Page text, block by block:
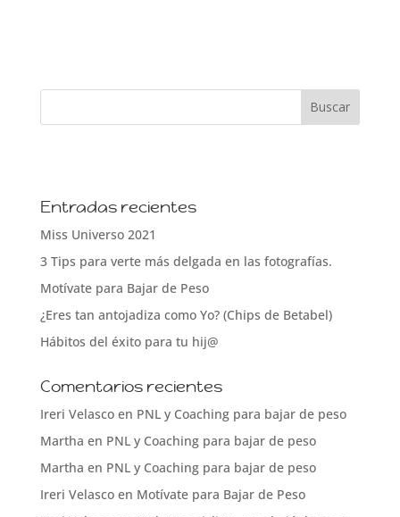
Entradas recientes
Miss Universo 2021
3 Tips para verte más delgada en las fotografías.
Motívate para Bajar de Peso
¿Eres tan antojadiza como Yo? (Chips de Betabel)
Hábitos del éxito para tu hij@
Comentarios recientes
Ireri Velascoen PNL y Coaching para bajar de peso
Martha en PNL y Coaching para bajar de peso
Martha en PNL y Coaching para bajar de peso
Ireri Velascoen Motívate para Bajar de Peso